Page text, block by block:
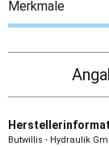
Merkmale
Butwillis - Hydraulik